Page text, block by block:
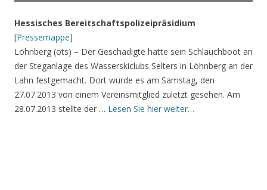
Hessisches Bereitschaftspolizeipräsidium
[Pressemappe]
Löhnberg (ots) – Der Geschädigte hatte sein Schlauchboot an
der Steganlage des Wasserskiclubs Selters in Löhnberg an der
Lahn festgemacht. Dort wurde es am Samstag, den
27.07.2013 von einem Vereinsmitglied zuletzt gesehen. Am
28.07.2013 stellte der … Lesen Sie hier weiter…